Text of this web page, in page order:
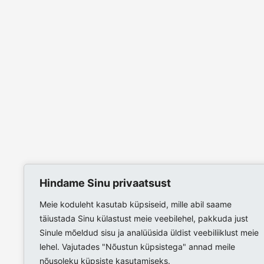
Hindame Sinu privaatsust
Meie koduleht kasutab küpsiseid, mille abil saame
täiustada Sinu külastust meie veebilehel, pakkuda just
Sinule mõeldud sisu ja analüüsida üldist veebiliiklust meie
lehel. Vajutades "Nõustun küpsistega" annad meile
nõusoleku küpsiste kasutamiseks.